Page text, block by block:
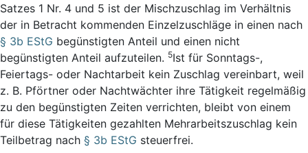
Satzes 1 Nr. 4 und 5 ist der Mischzuschlag im Verhältnis
der in Betracht kommenden Einzelzuschläge in einen nach
§ 3b EStG begünstigten Anteil und einen nicht
begünstigten Anteil aufzuteilen. 5Ist für Sonntags-,
Feiertags- oder Nachtarbeit kein Zuschlag vereinbart, weil
z. B. Pförtner oder Nachtwächter ihre Tätigkeit regelmäßig
zu den begünstigten Zeiten verrichten, bleibt von einem
für diese Tätigkeiten gezahlten Mehrarbeitszuschlag kein
Teilbetrag nach § 3b EStG steuerfrei.